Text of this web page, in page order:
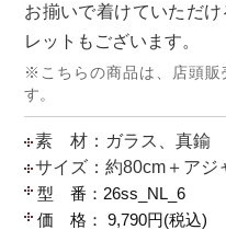
お揃いで着けていただ
レットもございます。
※こちらの商品は、店頭販
す。
素 材：ガラス、真鍮
サイズ：約80cm＋アジ
型 番：26ss_NL_6
価 格： 9,790円(税込)